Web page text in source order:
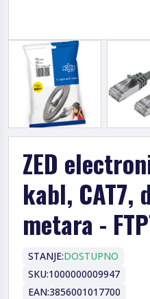
ZED
kabl, CAT7,
metara -
STANJE:DOSTUPNO
SKU:1000000009947
EAN:3856001017700